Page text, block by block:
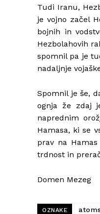
Tudi Iranu,
je vojno začel
bojnih in
Hezbolahovih
spomnil pa je
nadaljnje
Spomnil je še,
ognja že zdaj
naprednim
Hamasa, ki se
prav na
trdnost in
Domen Mezeg
OZNAKE